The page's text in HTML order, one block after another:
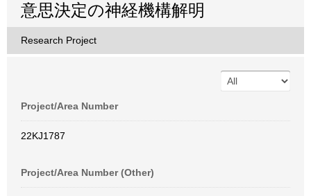
意思決定の神経機構解明
Research Project
Project/Area Number
22KJ1787
Project/Area Number (Other)